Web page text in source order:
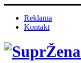
Reklama
Kontakt